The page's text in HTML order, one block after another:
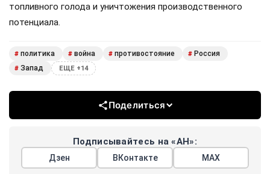
топливного голода и уничтожения производственного
потенциала.
# политика # война # противостояние # Россия
# Запад ЕЩЕ +14
Поделиться
Подписывайтесь на «АН»:
Дзен ВКонтакте МАХ